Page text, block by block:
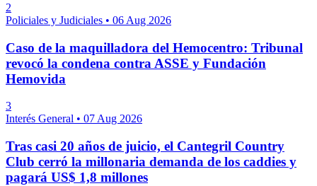
2
Policiales y Judiciales • 06 Aug 2026
Caso de la maquilladora del Hemocentro: Tribunal
revocó la condena contra ASSE y Fundación
Hemovida
3
Interés General • 07 Aug 2026
Tras casi 20 años de juicio, el Cantegril Country
Club cerró la millonaria demanda de los caddies y
pagará US$ 1,8 millones